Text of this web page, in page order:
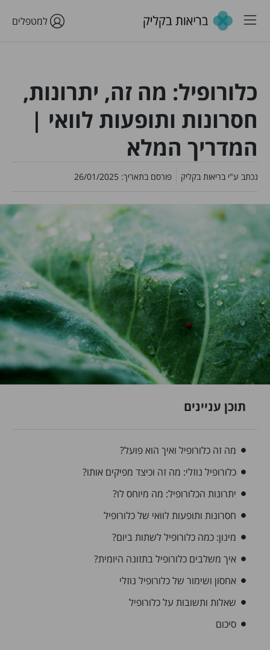
למטפלים
כלורופיל: מה זה, יתרונות,
חסרונות ותופעות לוואי |
המדריך המלא
נכתב ע"י בריאות בקליק פורסם בתאריך: 26/01/2025
תוכן עניינים
מה זה כלורופיל ואיך הוא פועל?
כלורופיל נוזלי: מה זה וכיצד מפיקים אותו?
יתרונות הכלורופיל: מה מיוחס לו?
חסרונות ותופעות לוואי של כלורופיל
מינון: כמה כלורופיל לשתות ביום?
איך משלבים כלורופיל בתזונה היומית?
אחסון ושימור של כלורופיל נוזלי
שאלות ותשובות על כלורופיל
סיכום